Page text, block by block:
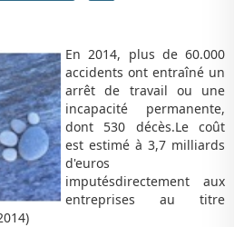
En 2014, plus de 60.000
accidents ont entraîné un
arrêt de travail ou une
incapacité permanente,
dont 530 décès.Le coût
est estimé à 3,7 milliards
d'euros
imputésdirectement aux
entreprises au titre